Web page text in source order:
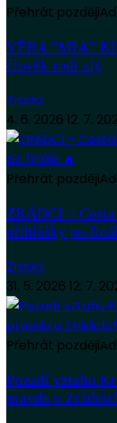
Přehrát později
VĚRA “MIA”
člověk rodí zlý
Zradci
4. 6. 2026 12. 7.
Přehrát později
ZRÁDCI –
přihlášky po
Zradci
31. 5. 2026 12. 7.
Přehrát později
Pozadí vztahu
pravda o